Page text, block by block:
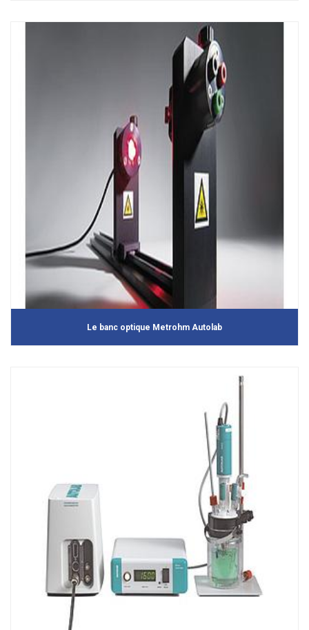
Le banc optique Metrohm Autolab